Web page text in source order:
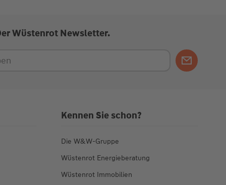
Wüstenrot Newsletter.
Kennen Sie schon?
Die W&W-Gruppe
Wüstenrot Energieberatung
Wüstenrot Immobilien